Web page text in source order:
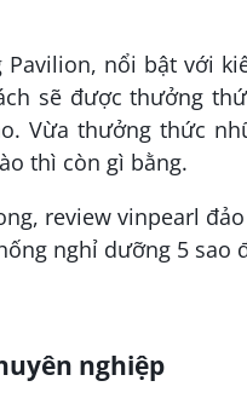
nổi bật với
sẽ được thưởng
Vừa thưởng thức
thì còn gì bằng.
nghiệp